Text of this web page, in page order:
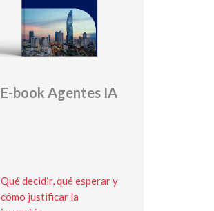
E-book Agentes IA
Qué decidir, qué esperar y
cómo justificar la